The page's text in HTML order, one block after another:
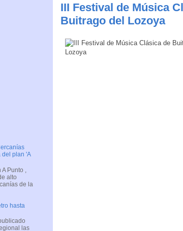
III Festival de Música
Buitrago del Lozoya
plan 'A
Punto ,
alto
de la
hasta
las